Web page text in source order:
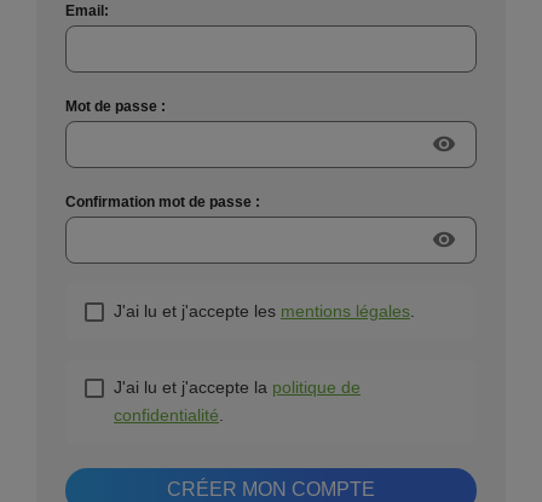
Email:
Mot de passe :
visibility
Confirmation mot de passe :
visibility
J'ai lu et j'accepte les mentions légales
J'ai lu et j'accepte la politique de
confidentialité
CRÉER MON COMPTE